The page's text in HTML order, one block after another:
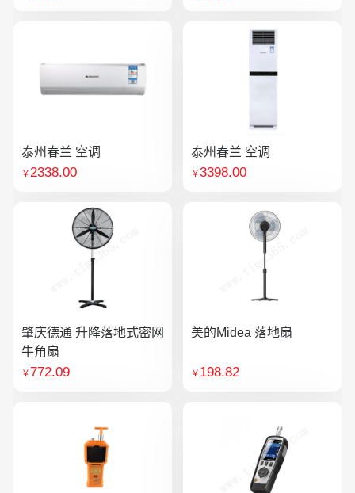
泰州春兰 空调
￥2338.00
泰州春兰 空调
￥3398.00
肇庆德通 升降落地式密网
牛角扇
￥772.09
美的Midea 落地扇
￥ 198.82